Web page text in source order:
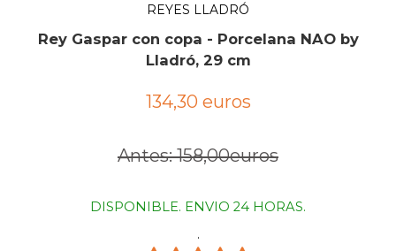
REYES LLADRÓ
Rey Gaspar con copa - Porcelana NAO by
Lladró, 29 cm
134,30 euros
Antes: 158,00euros
DISPONIBLE. ENVIO 24 HORAS.
.